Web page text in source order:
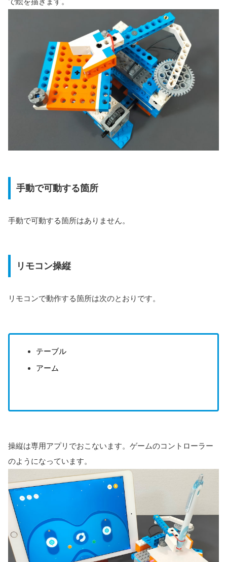
手動で可動する箇所
手動で可動する箇所はありません。
リモコン操縦
リモコンで動作する箇所は次のとおりです。
テーブル
アーム
操縦は専用アプリでおこないます。ゲームのコントローラー
のようになっています。